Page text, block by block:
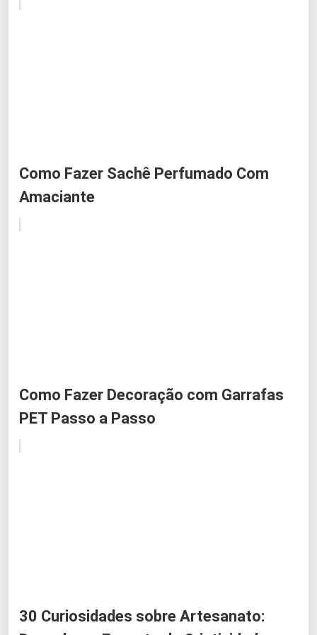
Como Fazer Sachê Perfumado Com
Amaciante
Como Fazer Decoração com Garrafas
PET Passo a Passo
30 Curiosidades sobre Artesanato: